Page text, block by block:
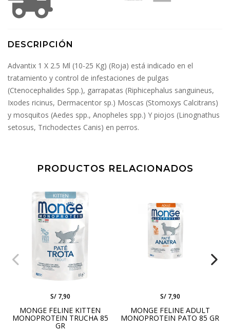
DESCRIPCIÓN
Advantix 1 X 2.5 Ml (10-25 Kg) (Roja) está indicado en el
tratamiento y control de infestaciones de pulgas
(Ctenocephalides Spp.), garrapatas (Riphicephalus sanguineus,
Ixodes ricinus, Dermacentor sp.) Moscas (Stomoxys Calcitrans)
y mosquitos (Aedes spp., Anopheles spp.) Y piojos (Linognathus
setosus, Trichodectes Canis) en perros.
PRODUCTOS RELACIONADOS
MONGE FELINE KITTEN
MONOPROTEIN TRUCHA 85
GR
S/ 7,90
MONGE FELINE ADULT
MONOPROTEIN PATO 85 GR
S/ 7,90